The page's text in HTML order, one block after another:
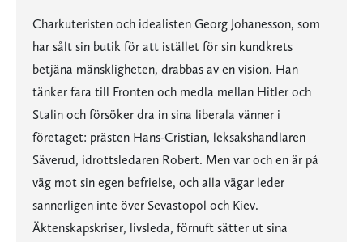
Charkuteristen och idealisten Georg Johanesson, som
har sålt sin butik för att istället för sin kundkrets
betjäna mänskligheten, drabbas av en vision. Han
tänker fara till Fronten och medla mellan Hitler och
Stalin och försöker dra in sina liberala vänner i
företaget: prästen Hans-Cristian, leksakshandlaren
Säverud, idrottsledaren Robert. Men var och en är på
väg mot sin egen befrielse, och alla vägar leder
sannerligen inte över Sevastopol och Kiev.
Äktenskapskriser, livsleda, förnuft sätter ut sina